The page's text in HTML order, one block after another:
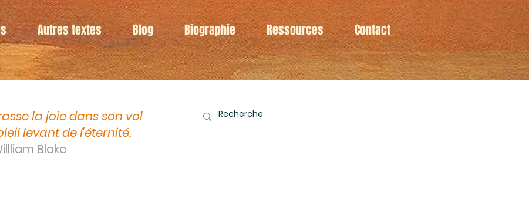
Autres textes Blog Biographie Ressources Contact
la joie dans son vol
levant de l'éternité.
Blake